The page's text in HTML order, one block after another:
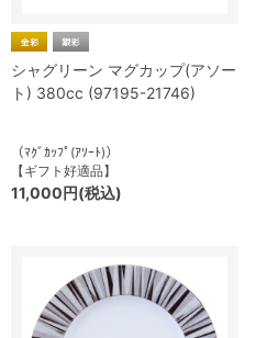
シャグリーン マグカップ(アソー
ト) 380cc (97195-21746)
（ﾏｸﾞｶｯﾌﾟ(ｱｿｰﾄ)）
【ギフト好適品】
11,000円(税込)